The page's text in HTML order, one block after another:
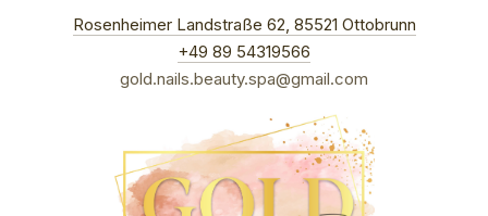
Rosenheimer Landstraße 62, 85521 OttobrunnNew
+49 89 54319566
gold.nails.beauty.spa@gmail.com